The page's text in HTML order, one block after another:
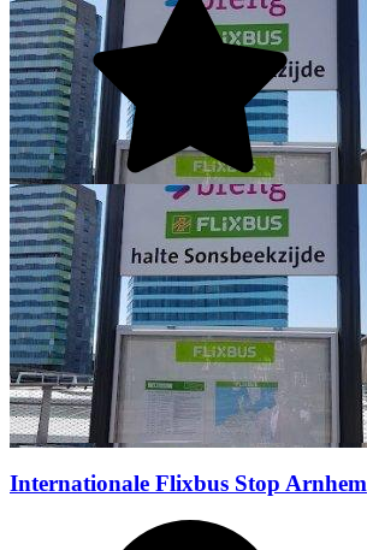
Internationale Flixbus Stop Arnhem